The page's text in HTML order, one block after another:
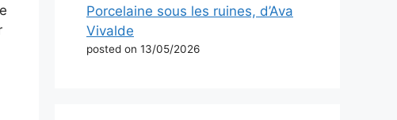
Porcelaine sous les ruines, d’Ava
Vivalde
posted on 13/05/2026